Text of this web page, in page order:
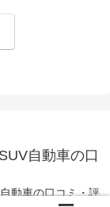
自動車の口
動車の口コミ・評